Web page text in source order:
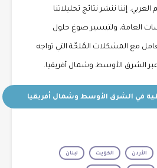
إننا ننشر نتائج تحليلاتنا
العامة، ولتيسير صوغ حلول
مع المشكلات المُلحّة التي تواجه
الشرق الأوسط وشمال أفريقيا.
في الشرق الأوسط وشمال أفريقيا
الأردن الكويت لبنان